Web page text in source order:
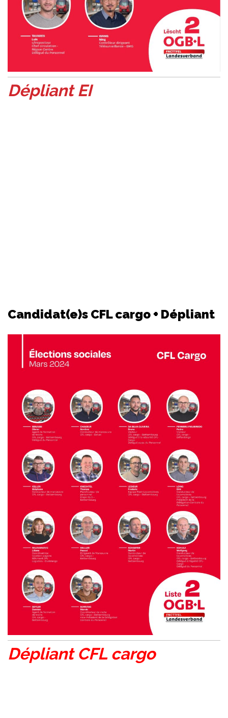
Dépliant EI
Candidat(e)s CFL cargo + Dépliant
Dépliant CFL cargo